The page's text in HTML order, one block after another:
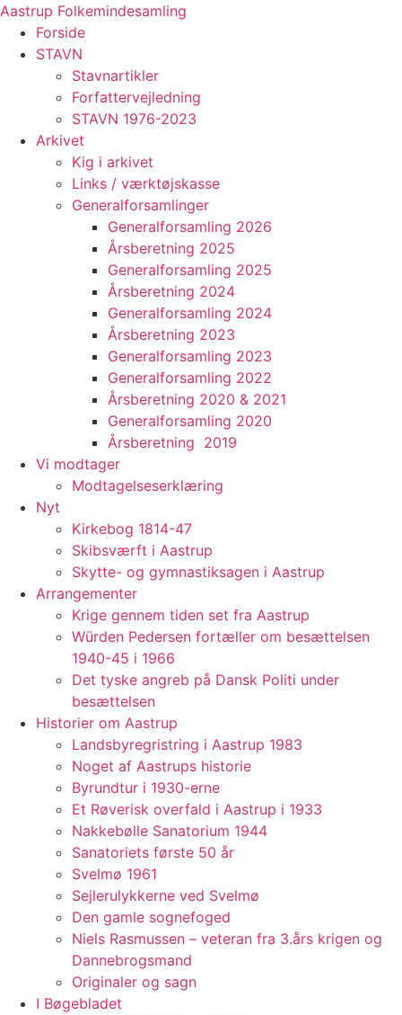
Videre
indhold
Aastrup Folkemindesamling
Forside
STAVN
Stavnartikler
Forfattervejledning
STAVN 1976-2023
Arkivet
Kig i arkivet
Links / værktøjskasse
Generalforsamlinger
Generalforsamling 2026
Årsberetning 2025
Generalforsamling 2025
Årsberetning 2024
Generalforsamling 2024
Årsberetning 2023
Generalforsamling 2023
Generalforsamling 2022
Årsberetning 2020 & 2021
Generalforsamling 2020
Årsberetning 2019
Vi modtager
Modtagelseserklæring
Nyt
Kirkebog 1814-47
Skibsværft i Aastrup
Skytte- og gymnastiksagen i Aastrup
Arrangementer
Krige gennem tiden set fra Aastrup
Würden Pedersen fortæller om besættelsen
1940-45 i 1966
Det tyske angreb på Dansk Politi under
besættelsen
Historier om Aastrup
Landsbyregristring i Aastrup 1983
Noget af Aastrups historie
Byrundtur i 1930-erne
Et Røverisk overfald i Aastrup i 1933
Nakkebølle Sanatorium 1944
Sanatoriets første 50 år
Svelmø 1961
Sejlerulykkerne ved Svelmø
Den gamle sognefoged
Niels Rasmussen – veteran fra 3.års krigen og
Dannebrogsmand
Originaler og sagn
I Bøgebladet